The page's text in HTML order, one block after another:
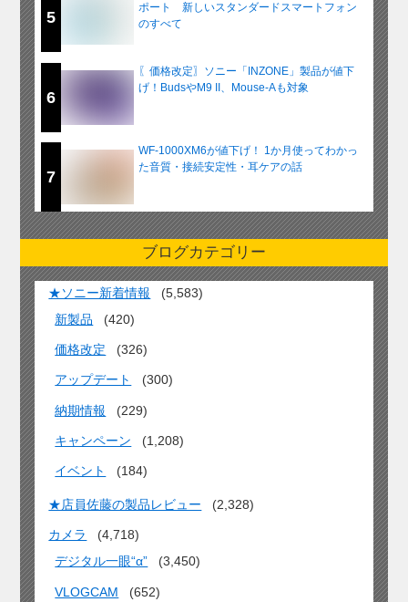
5
ポート 新しいスタンダードスマートフォン
のすべて
6
〖価格改定〗ソニー「INZONE」製品が値下
げ！BudsやM9 II、Mouse-Aも対象
7
WF-1000XM6が値下げ！ 1か月使ってわかっ
た音質・接続安定性・耳ケアの話
ブログカテゴリー
★ソニー新着情報
(5,583)
新製品
(420)
価格改定 (326)
アップデート (300)
納期情報 (229)
キャンペーン (1,208)
イベント (184)
★店員佐藤の製品レビュー (2,328)
カメラ
(4,718)
デジタル一眼“α”
(3,450)
VLOGCAM (652)